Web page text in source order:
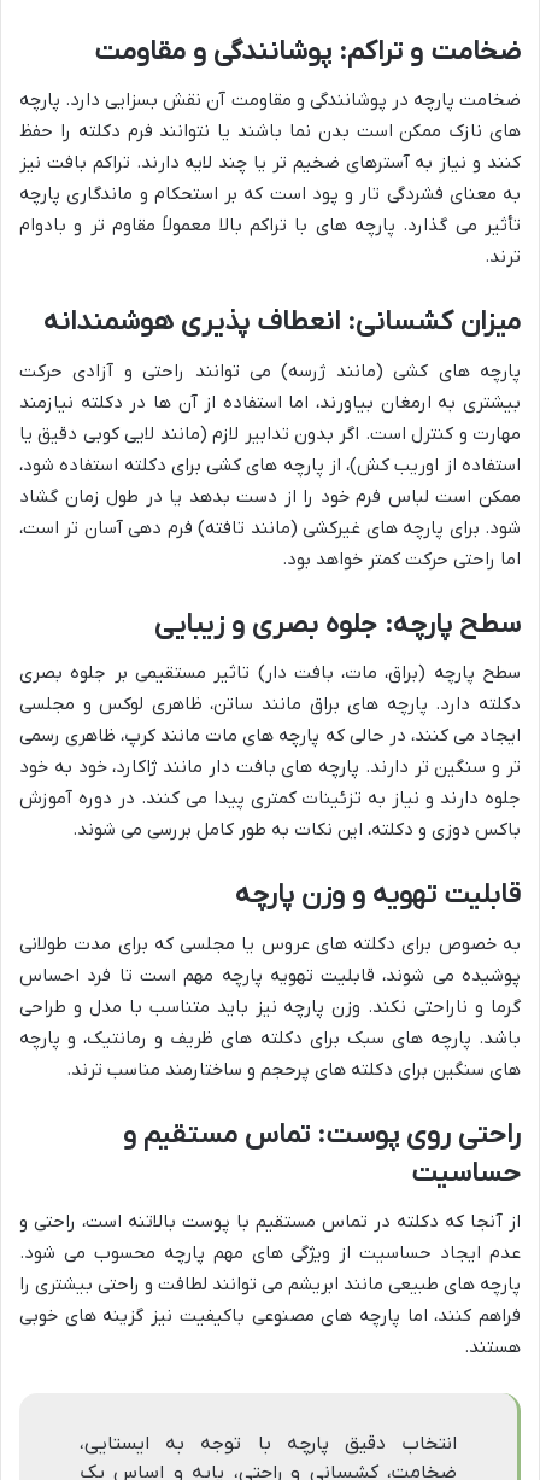
ضخامت و تراکم: پوشانندگی و مقاومت
ضخامت پارچه در پوشانندگی و مقاومت آن نقش بسزایی دارد. پارچه
های نازک ممکن است بدن نما باشند یا نتوانند فرم دکلته را حفظ
کنند و نیاز به آسترهای ضخیم تر یا چند لایه دارند. تراکم بافت نیز
به معنای فشردگی تار و پود است که بر استحکام و ماندگاری پارچه
تأثیر می گذارد. پارچه های با تراکم بالا معمولاً مقاوم تر و بادوام
ترند.
میزان کشسانی: انعطاف پذیری هوشمندانه
پارچه های کشی (مانند ژرسه) می توانند راحتی و آزادی حرکت
بیشتری به ارمغان بیاورند، اما استفاده از آن ها در دکلته نیازمند
مهارت و کنترل است. اگر بدون تدابیر لازم (مانند لایی کوبی دقیق یا
استفاده از اوریب کش)، از پارچه های کشی برای دکلته استفاده شود،
ممکن است لباس فرم خود را از دست بدهد یا در طول زمان گشاد
شود. برای پارچه های غیرکشی (مانند تافته) فرم دهی آسان تر است،
اما راحتی حرکت کمتر خواهد بود.
سطح پارچه: جلوه بصری و زیبایی
سطح پارچه (براق، مات، بافت دار) تاثیر مستقیمی بر جلوه بصری
دکلته دارد. پارچه های براق مانند ساتن، ظاهری لوکس و مجلسی
ایجاد می کنند، در حالی که پارچه های مات مانند کرپ، ظاهری رسمی
تر و سنگین تر دارند. پارچه های بافت دار مانند ژاکارد، خود به خود
جلوه دارند و نیاز به تزئینات کمتری پیدا می کنند. در دوره آموزش
باکس دوزی و دکلته، این نکات به طور کامل بررسی می شوند.
قابلیت تهویه و وزن پارچه
به خصوص برای دکلته های عروس یا مجلسی که برای مدت طولانی
پوشیده می شوند، قابلیت تهویه پارچه مهم است تا فرد احساس
گرما و ناراحتی نکند. وزن پارچه نیز باید متناسب با مدل و طراحی
باشد. پارچه های سبک برای دکلته های ظریف و رمانتیک، و پارچه
های سنگین برای دکلته های پرحجم و ساختارمند مناسب ترند.
راحتی روی پوست: تماس مستقیم و
حساسیت
از آنجا که دکلته در تماس مستقیم با پوست بالاتنه است، راحتی و
عدم ایجاد حساسیت از ویژگی های مهم پارچه محسوب می شود.
پارچه های طبیعی مانند ابریشم می توانند لطافت و راحتی بیشتری را
فراهم کنند، اما پارچه های مصنوعی باکیفیت نیز گزینه های خوبی
هستند.
انتخاب دقیق پارچه با توجه به ایستایی،
ضخامت، کشسانی و راحتی، پایه و اساس یک